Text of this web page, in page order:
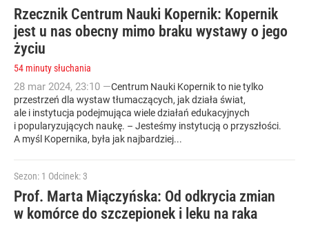
Rzecznik Centrum Nauki Kopernik: Kopernik
jest u nas obecny mimo braku wystawy o jego
życiu
54 minuty słuchania
28 mar 2024, 23:10 —Centrum Nauki Kopernik to nie tylko
przestrzeń dla wystaw tłumaczących, jak działa świat,
ale i instytucja podejmująca wiele działań edukacyjnych
i popularyzujących naukę. – Jesteśmy instytucją o przyszłości.
A myśl Kopernika, była jak najbardziej...
Sezon: 1 Odcinek: 3
Prof. Marta Miączyńska: Od odkrycia zmian
w komórce do szczepionek i leku na raka